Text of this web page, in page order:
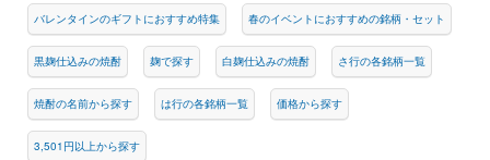
バレンタインのギフトにおすすめ特集 春のイベントにおすすめの銘柄・セット
黒麹仕込みの焼酎 麹で探す 白麹仕込みの焼酎 さ行の各銘柄一覧
焼酎の名前から探す は行の各銘柄一覧 価格から探す
3,501円以上から探す